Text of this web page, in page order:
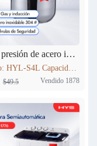
Olla a presión de acero inoxidable 4L Haitech HYL-S4L
Modelo: HYL-S4L Capacidad: 4L Diámetro del producto (milímetro): 20cm Altura del producto (milímetro): 137mm Materiales: acero inoxidable 304 # Utilizables tanto para Cocinas a Gas como para Cocinas de Inducción
$49.5 Vendido 1878